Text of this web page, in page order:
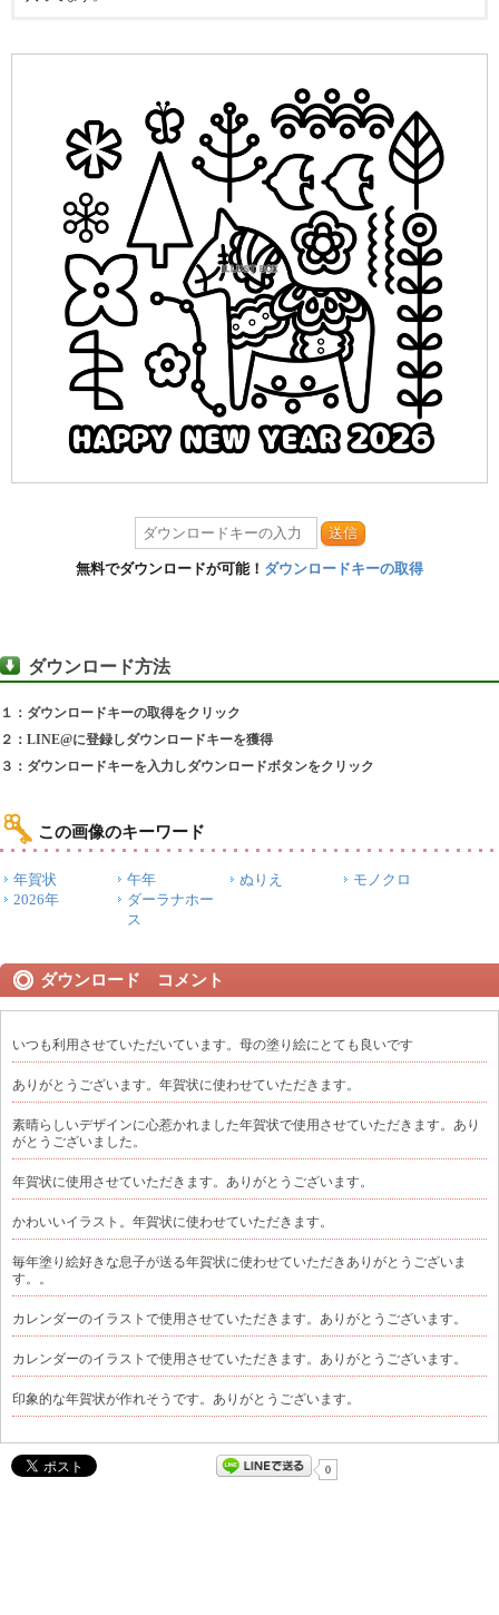
送信
無料でダウンロードが可能！ ダウンロードキーの取得
ダウンロード方法
１：ダウンロードキーの取得をクリック
２：LINE@に登録しダウンロードキーを獲得
３：ダウンロードキーを入力しダウンロードボタンをクリック
この画像のキーワード
年賀状 午年 ぬりえ
モノクロ
2026年
ダーラナホー
ス
ダウンロード コメント
いつも利用させていただいています。母の塗り絵にとても良いです
ありがとうございます。年賀状に使わせていただきます。
素晴らしいデザインに心惹かれました年賀状で使用させていただきます。あり
がとうございました。
年賀状に使用させていただきます。ありがとうございます。
かわいいイラスト。年賀状に使わせていただきます。
毎年塗り絵好きな息子が送る年賀状に使わせていただきありがとうございま
す。。
カレンダーのイラストで使用させていただきます。ありがとうございます。
カレンダーのイラストで使用させていただきます。ありがとうございます。
印象的な年賀状が作れそうです。ありがとうございます。
0